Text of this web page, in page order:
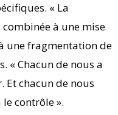
« La
à une mise
une fragmentation de
« Chacun de nous a
chacun de nous
contrôle ».